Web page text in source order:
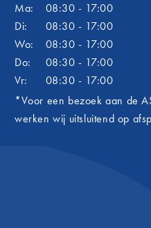
Ma:
08:30 - 17:00
Di:
08:30 - 17:00
Wo:
08:30 - 17:00
Do:
08:30 - 17:00
Vr:
08:30 - 17:00
*Voor een bezoek aan de
werken wij uitsluitend op